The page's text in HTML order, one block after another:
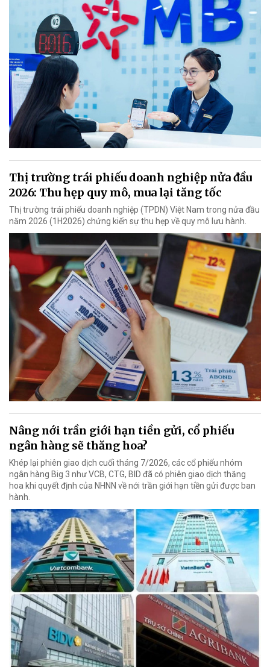
Thị trường trái phiếu doanh nghiệp nửa đầu
2026: Thu hẹp quy mô, mua lại tăng tốc
Thị trường trái phiếu doanh nghiệp (TPDN) Việt Nam trong nửa đầu
năm 2026 (1H2026) chứng kiến sự thu hẹp về quy mô lưu hành.
Nâng nới trần giới hạn tiền gửi, cổ phiếu
ngân hàng sẽ thăng hoa?
Khép lại phiên giao dịch cuối tháng 7/2026, các cổ phiếu nhóm
ngân hàng Big 3 như VCB, CTG, BID đã có phiên giao dịch thăng
hoa khi quyết định của NHNN về nới trần giới hạn tiền gửi được ban
hành.